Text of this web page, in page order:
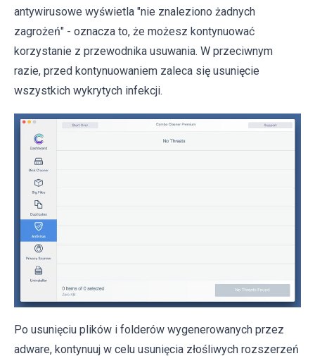
antywirusowe wyświetla "nie znaleziono żadnych
zagrożeń" - oznacza to, że możesz kontynuować
korzystanie z przewodnika usuwania. W przeciwnym
razie, przed kontynuowaniem zaleca się usunięcie
wszystkich wykrytych infekcji.
Po usunięciu plików i folderów wygenerowanych przez
adware, kontynuuj w celu usunięcia złośliwych rozszerzeń